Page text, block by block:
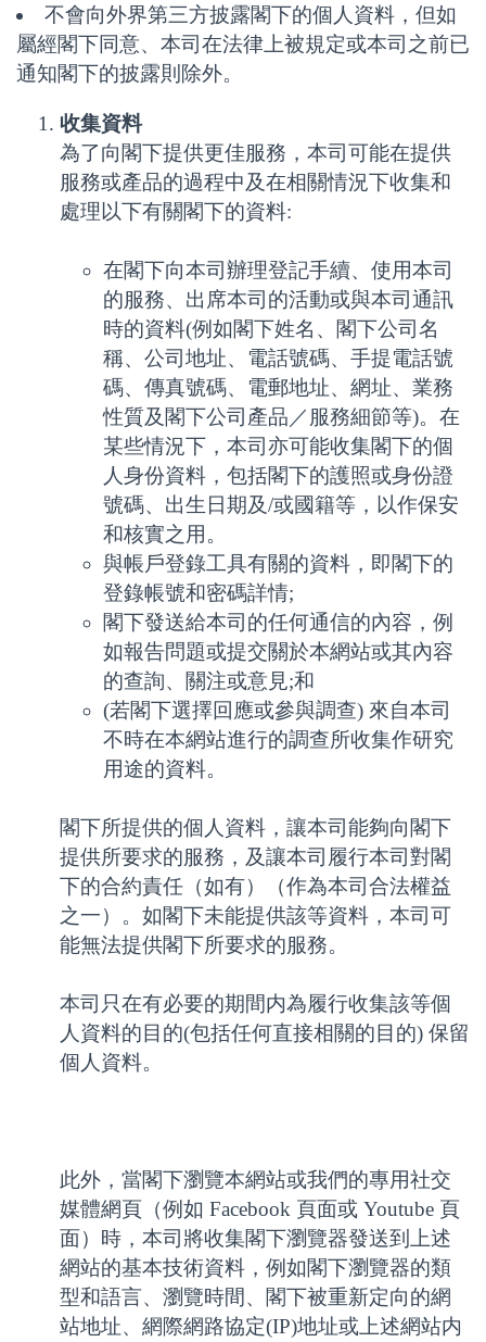
不會向外界第三方披露閣下的個人資料，但如
屬經閣下同意、本司在法律上被規定或本司之前已
通知閣下的披露則除外。
收集資料
為了向閣下提供更佳服務，本司可能在提供
服務或產品的過程中及在相關情況下收集和
處理以下有關閣下的資料:
在閣下向本司辦理登記手續、使用本司
的服務、出席本司的活動或與本司通訊
時的資料(例如閣下姓名、閣下公司名
稱、公司地址、電話號碼、手提電話號
碼、傳真號碼、電郵地址、網址、業務
性質及閣下公司產品／服務細節等)。在
某些情況下，本司亦可能收集閣下的個
人身份資料，包括閣下的護照或身份證
號碼、出生日期及/或國籍等，以作保安
和核實之用。
與帳戶登錄工具有關的資料，即閣下的
登錄帳號和密碼詳情;
閣下發送給本司的任何通信的內容，例
如報告問題或提交關於本網站或其內容
的查詢、關注或意見;和
(若閣下選擇回應或參與調查) 來自本司
不時在本網站進行的調查所收集作研究
用途的資料。
閣下所提供的個人資料，讓本司能夠向閣下
提供所要求的服務，及讓本司履行本司對閣
下的合約責任（如有）（作為本司合法權益
之一）。如閣下未能提供該等資料，本司可
能無法提供閣下所要求的服務。
本司只在有必要的期間内為履行收集該等個
人資料的目的(包括任何直接相關的目的) 保留
個人資料。
此外，當閣下瀏覽本網站或我們的專用社交
媒體網頁（例如 Facebook 頁面或 Youtube 頁
面）時，本司將收集閣下瀏覽器發送到上述
網站的基本技術資料，例如閣下瀏覽器的類
型和語言、瀏覽時間、閣下被重新定向的網
站地址、網際網路協定(IP)地址或上述網站内